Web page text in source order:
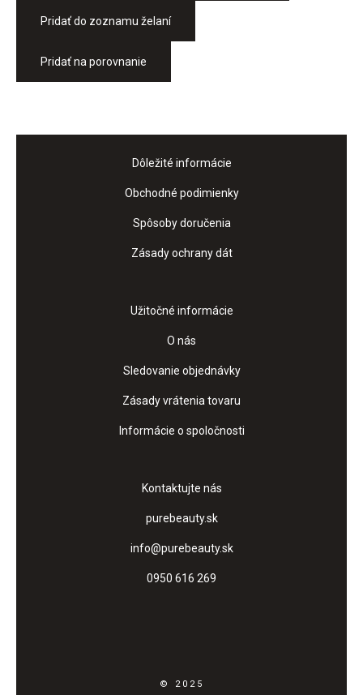
Pridať do zoznamu želaní
Pridať na porovnanie
Dôležité informácie
Obchodné podimienky
Spôsoby doručenia
Zásady ochrany dát
Užitočné informácie
O nás
Sledovanie objednávky
Zásady vrátenia tovaru
Informácie o spoločnosti
Kontaktujte nás
purebeauty.sk
info@purebeauty.sk
0950 616 269
© 2025